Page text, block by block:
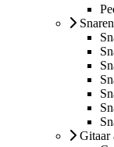
Snaren
Gitaar